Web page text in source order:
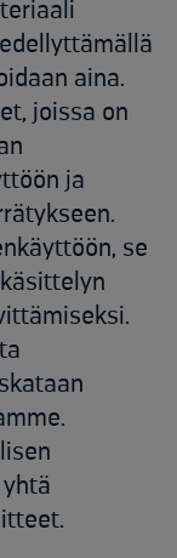
aina.
joissa on
ja
se